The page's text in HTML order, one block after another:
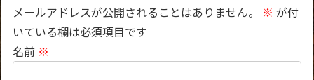
メールアドレスが公開されることはありません。 ※ が付
いている欄は必須項目です
名前 ※